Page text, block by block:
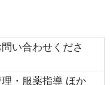
い合わせくださ
・服薬指導 ほか